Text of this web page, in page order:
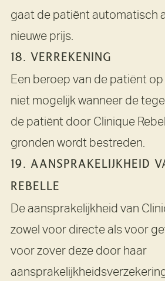
gaat de patiënt automatisch
nieuwe prijs.
18. VERREKENING
Een beroep van de patiënt
niet mogelijk wanneer de
de patiënt door Clinique
gronden wordt bestreden.
19. AANSPRAKELIJKHEID
REBELLE
De aansprakelijkheid van
zowel voor directe als voor
voor zover deze door haar